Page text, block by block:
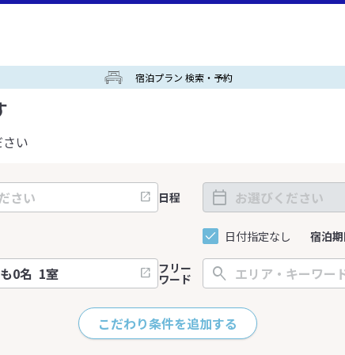
宿泊プラン 検索・予約
い
日程
日付指定なし 宿泊
フリー
ワード
こだわり条件を追加する